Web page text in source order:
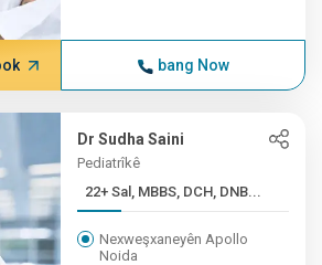
bang Now
Dr Sudha Saini
Pediatrîkê
22+ Sal, MBBS, DCH, DNB...
Nexweşxaneyên Apollo
Noida